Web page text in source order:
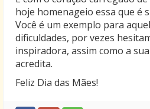
hoje homenageio essa que é
Você é um exemplo para
dificuldades, por vezes
inspiradora, assim como a
acredita.
Feliz Dia das Mães!